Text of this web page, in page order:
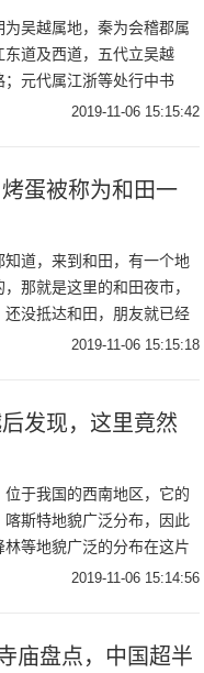
为吴越属地，秦为会稽郡属
东道及西道，五代立吴越
；元代属江浙等处行中书
正式分立浙江行中书省，清
2019-11-06 15:15:42
蛋被称为和田一
知道，来到和田，有一个地
那就是这里的和田夜市，
还没抵达和田，朋友就已经
田必去夜市，去夜市必吃烤
2019-11-06 15:15:18
发现，这里竟然
位于我国的西南地区，它的
喀斯特地貌广泛分布，因此
林等地貌广泛的分布在这片
因此产生了许多奇景，格凸
2019-11-06 15:14:56
庙盘点，中国超半